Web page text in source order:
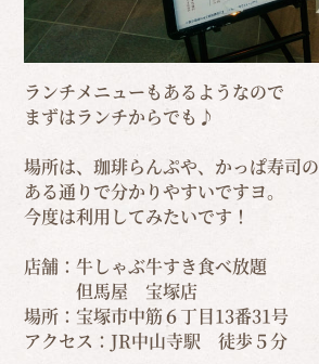
ランチメニューもあるようなので
まずはランチからでも♪
場所は、珈琲らんぷや、かっぱ寿司の
ある通りで分かりやすいですヨ。
今度は利用してみたいです！
店舗：牛しゃぶ牛すき食べ放題
但馬屋 宝塚店
場所：宝塚市中筋６丁目13番31号
アクセス：JR中山寺駅 徒歩５分